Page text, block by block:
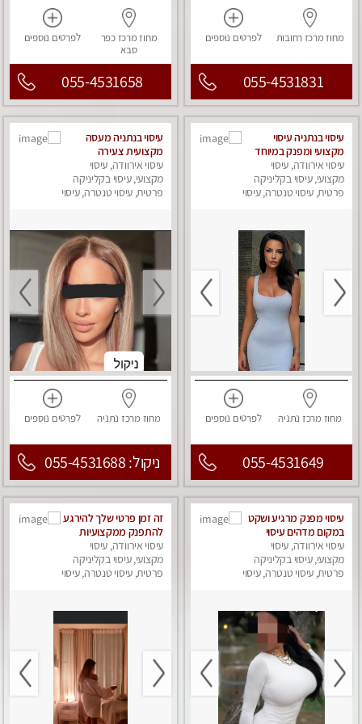
מחוז מרכז רחובות לפרטים נוספים
055-4531831
מחוז מרכזכפר
סבא
לפרטים נוספים
055-4531658
עיסוי בנתניה עיסוי
מקצועי ומפנק במיוחד
.....
עיסוי אירוודה, עיסוי
מקצועי, עיסוי בקליניקה
פרטית, עיסוי טנטרה, עיסוי
מחוז מרכז נתניה לפרטים נוספים
055-4531649
עיסוי בנתניה מעסה
מקצועית צעירה
ואיכותית פרטי!!!מומלץ
לחלוטין!!!!
עיסוי אירוודה, עיסוי
מקצועי, עיסוי בקליניקה
פרטית, עיסוי טנטרה, עיסוי
מחוז מרכז נתניה לפרטים נוספים
ניקול: 055-4531688
עיסוי מפנק מרגיע ושקט
במקום מדהים עיסוי
מושקע מאוד
עיסוי אירוודה, עיסוי
מקצועי, עיסוי בקליניקה
פרטית, עיסוי טנטרה, עיסוי
זה זמן פרטי שלך להירגע
להתפנק ממקצועיות
עיסוי אירוודה, עיסוי
מקצועי, עיסוי בקליניקה
פרטית, עיסוי טנטרה, עיסוי